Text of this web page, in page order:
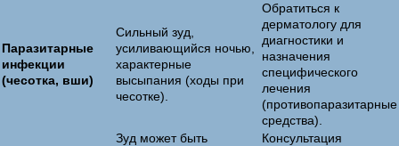
Паразитарные
инфекции
(чесотка, вши)
Сильный зуд,
усиливающийся ночью,
характерные
высыпания (ходы при
чесотке).
Обратиться к
дерматологу для
диагностики и
назначения
специфического
лечения
(противопаразитарные
средства).
Зуд может быть
Консультация